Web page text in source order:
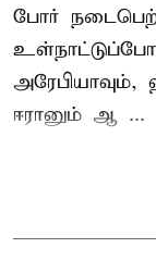
போர்
அரேபியாவும்,
ஈரானும் ஆ ...